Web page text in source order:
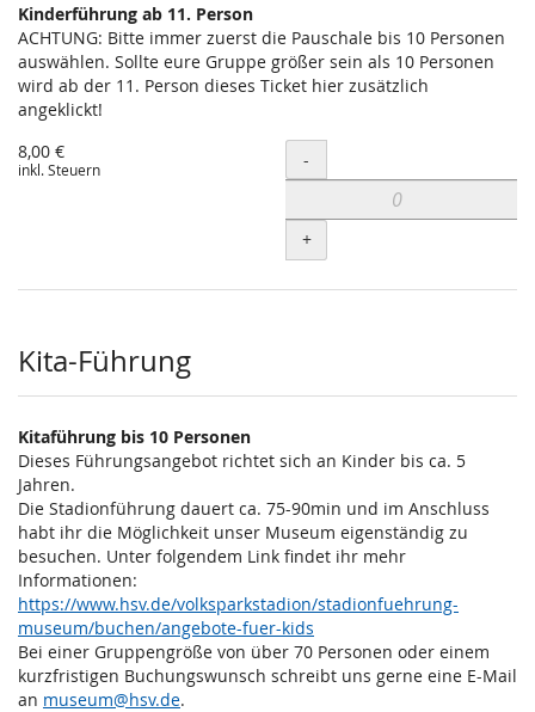
Kinderführung ab 11. Person
ACHTUNG: Bitte immer zuerst die Pauschale bis 10 Personen
auswählen. Sollte eure Gruppe größer sein als 10 Personen
wird ab der 11. Person dieses Ticket hier zusätzlich
angeklickt!
8,00 €
inkl. Steuern Menge
-
+
Kita-Führung
Kitaführung bis 10 Personen
Dieses Führungsangebot richtet sich an Kinder bis ca. 5
Jahren.
Die Stadionführung dauert ca. 75-90min und im Anschluss
habt ihr die Möglichkeit unser Museum eigenständig zu
besuchen. Unter folgendem Link findet ihr mehr
Informationen:
https://www.hsv.de/volksparkstadion/stadionfuehrung-
museum/buchen/angebote-fuer-kids
Bei einer Gruppengröße von über 70 Personen oder einem
kurzfristigen Buchungswunsch schreibt uns gerne eine E-Mail
an museum@hsv.de.